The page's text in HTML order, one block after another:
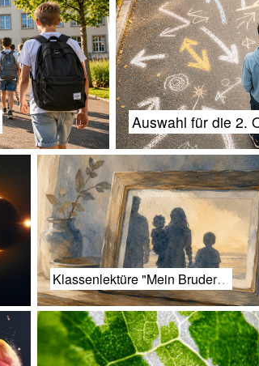
Auswahl für die 2.
Klassenlektüre "Mein Bruder…